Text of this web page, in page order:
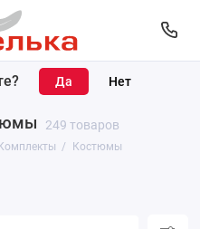
?
249 товаров
Комплекты Костюмы